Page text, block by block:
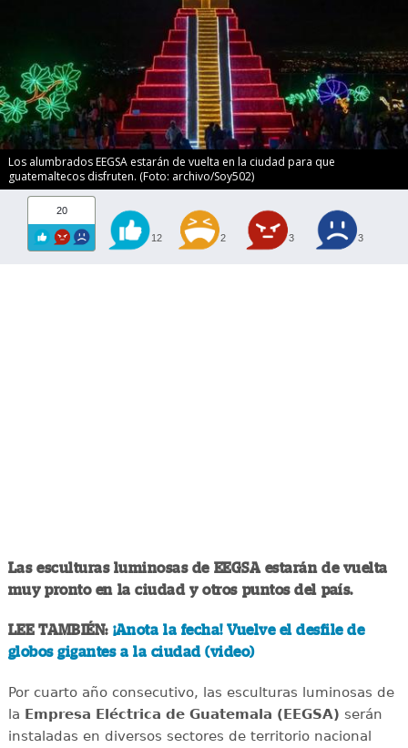
Los alumbrados EEGSA estarán de vuelta en la ciudad para que
guatemaltecos disfruten. (Foto: archivo/Soy502)
20
12 2 3 3
Las esculturas luminosas de EEGSA estarán de vuelta
muy pronto en la ciudad y otros puntos del país.
LEE TAMBIÉN: ¡Anota la fecha! Vuelve el desfile de
globos gigantes a la ciudad (video)
Por cuarto año consecutivo, las esculturas luminosas de
la Empresa Eléctrica de Guatemala (EEGSA) serán
instaladas en diversos sectores de territorio nacional